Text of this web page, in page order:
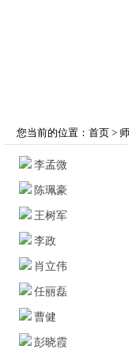
您当前的位置： 首页 >
李孟微
陈珮豪
王树军
李政
肖立伟
任丽磊
曹健
彭晓霞